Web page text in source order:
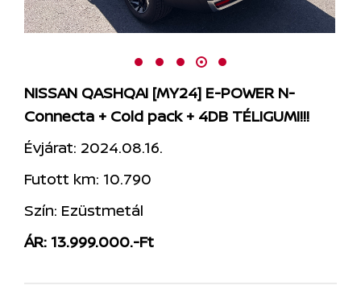
NISSAN QASHQAI [MY24] E-POWER N-
Connecta + Cold pack+ 4DB TÉLIGUMI!!!
Évjárat: 2024.08.16.
Futott km: 10.790
Szín: Ezüstmetál
ÁR: 13.999.000.-Ft